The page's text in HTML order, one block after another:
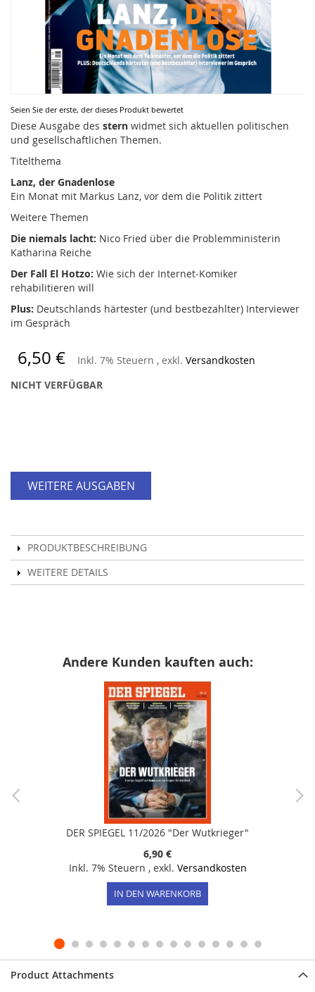
Seien Sie der erste, der dieses Produkt bewertet
Diese Ausgabe des stern widmet sich aktuellen politischen
und gesellschaftlichen Themen.
Titelthema
Lanz, der Gnadenlose
Ein Monat mit Markus Lanz, vor dem die Politik zittert
Weitere Themen
Die niemals lacht: Nico Fried über die Problemministerin
Katharina Reiche
Der Fall El Hotzo: Wie sich der Internet‑Komiker
rehabilitieren will
Plus: Deutschlands härtester (und bestbezahlter) Interviewer
im Gespräch
6,50 € Inkl. 7% Steuern , exkl. Versandkosten
NICHT VERFÜGBAR
WEITERE AUSGABEN
PRODUKTBESCHREIBUNG
WEITERE DETAILS
Zum
Anfang
der
Bildergalerie
springen
Andere Kunden kauften auch:
DER SPIEGEL 11/2026 "Der Wutkrieger"
6,90 €
Inkl. 7% Steuern , exkl. Versandkosten
IN DEN WARENKORB
Product Attachments